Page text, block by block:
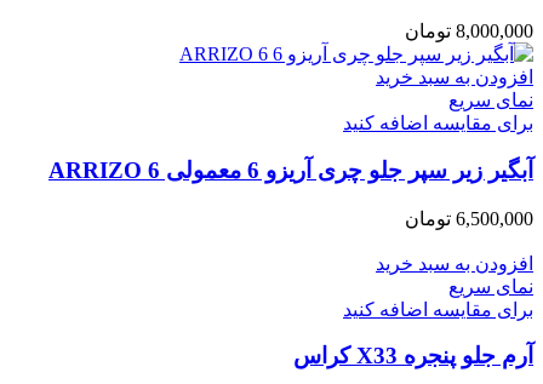
8,000,000 تومان
افزودن به سبد خرید
نمای سریع
برای مقایسه اضافه کنید
آبگیر زیر سپر جلو چری آریزو 6 معمولی ARRIZO 6
6,500,000 تومان
افزودن به سبد خرید
نمای سریع
برای مقایسه اضافه کنید
آرم جلو پنجره X33 کراس